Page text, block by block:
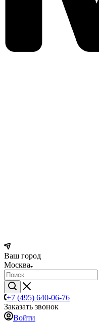
Ваш город
Москва
+7 (495) 640-06-76
Заказать звонок
Войти